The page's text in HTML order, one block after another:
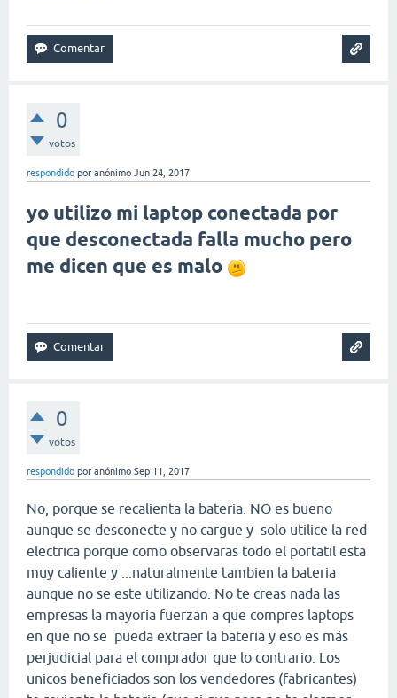
0
votos
respondido por anónimo Jun 24, 2017
yo utilizo mi laptop conectada por
que desconectada falla mucho pero
me dicen que es malo
0
votos
respondido por anónimo Sep 11, 2017
No, porque se recalienta la bateria. NO es bueno
aunque se desconecte y no cargue y solo utilice la red
electrica porque como observaras todo el portatil esta
muy caliente y ...naturalmente tambien la bateria
aunque no se este utilizando. No te creas nada las
empresas la mayoria fuerzan a que compres laptops
en que no se pueda extraer la bateria y eso es más
perjudicial para el comprador que lo contrario. Los
unicos beneficiados son los vendedores (fabricantes)